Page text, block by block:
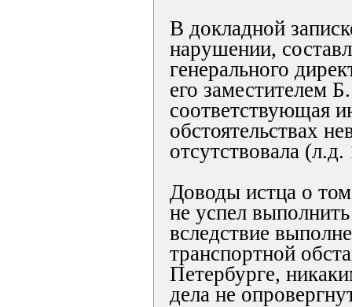
В докладной
нарушении,
генерального
его заместителем
соответствующая
обстоятельствах
отсутствовала (л.д.
Доводы истца о
не успел
вследствие
транспортной
Петербурге,
дела не